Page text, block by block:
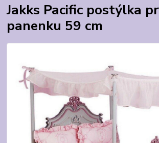
Jakks Pacific postýlka
panenku 59 cm